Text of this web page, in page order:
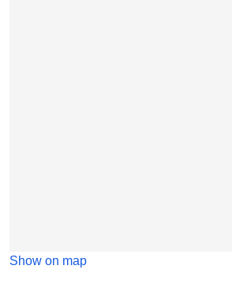
Show on map